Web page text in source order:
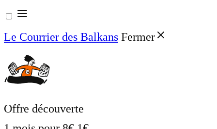
Aller
au
contenu
Le Courrier des Balkans Fermer
Offre découverte